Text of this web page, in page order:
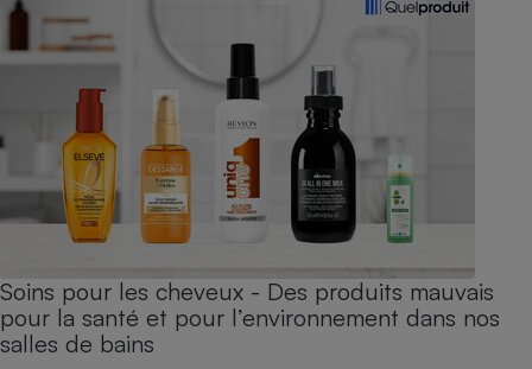
Soins pour les cheveux - Des produits mauvais
pour la santé et pour l’environnement dans nos
salles de bains